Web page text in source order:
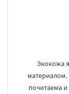
Экокожа
материалом.
почитаема и